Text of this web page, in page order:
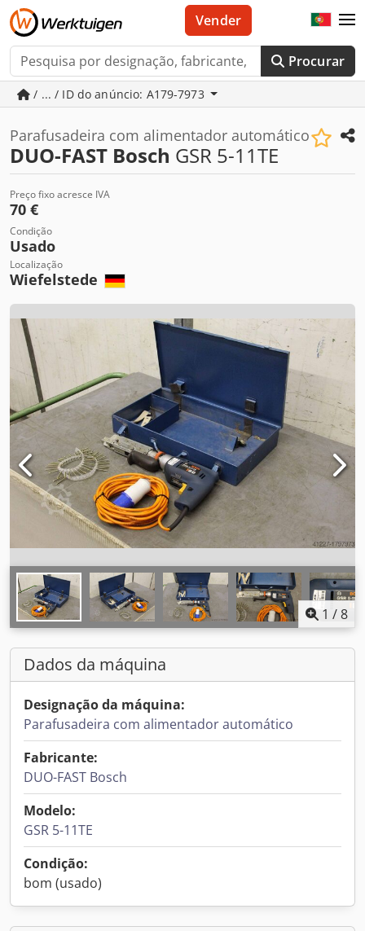
Procurar
Vender
/ ... / ID do anúncio: A179-7973
Parafusadeira com alimentador automático
DUO-FAST Bosch GSR 5-11TE
Preço fixo acresce IVA
70 €
Condição
Usado
Localização
Wiefelstede
1 /8
Dados da máquina
Designação da máquina:
Parafusadeira com alimentador automático
Fabricante:
DUO-FAST Bosch
Modelo:
GSR 5-11TE
Condição:
bom (usado)